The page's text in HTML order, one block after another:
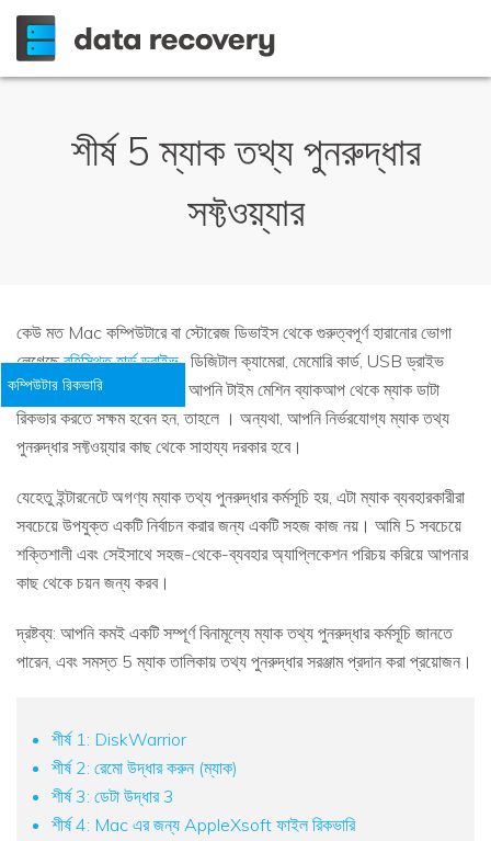
শীর্ষ 5 ম্যাক তথ্য পুনরুদ্ধার
সফ্টওয়্যার
কেউ মত Mac কম্পিউটারে বা স্টোরেজ ডিভাইস থেকে গুরুত্বপূর্ণ হারানোর ভোগা
লেগেছেবহিস্থিত হার্ড ড্রাইভ, ডিজিটাল ক্যামেরা, মেমোরি কার্ড, USB ড্রাইভ
ইত্যাদি আপনি যথেষ্ট ভাগ্যবান, আপনি টাইম মেশিন ব্যাকআপ থেকে ম্যাক ডাটা
রিকভার করতে সক্ষম হবেন হন, তাহলে । অন্যথা, আপনি নির্ভরযোগ্য ম্যাক তথ্য
পুনরুদ্ধার সফ্টওয়্যার কাছ থেকে সাহায্য দরকার হবে।
যেহেতু ইন্টারনেটে অগণ্য ম্যাক তথ্য পুনরুদ্ধার কর্মসূচি হয়, এটা ম্যাক ব্যবহারকারীরা
সবচেয়ে উপযুক্ত একটি নির্বাচন করার জন্য একটি সহজ কাজ নয়। আমি 5 সবচেয়ে
শক্তিশালী এবং সেইসাথে সহজ-থেকে-ব্যবহার অ্যাপ্লিকেশন পরিচয় করিয়ে আপনার
কাছ থেকে চয়ন জন্য করব।
দ্রষ্টব্য: আপনি কমই একটি সম্পূর্ণ বিনামূল্যে ম্যাক তথ্য পুনরুদ্ধার কর্মসূচি জানতে
পারেন, এবং সমস্ত 5 ম্যাক তালিকায় তথ্য পুনরুদ্ধার সরঞ্জাম প্রদান করা প্রয়োজন।
শীর্ষ 1: DiskWarrior
শীর্ষ 2: রেমো উদ্ধার করুন (ম্যাক)
শীর্ষ 3: ডেটা উদ্ধার 3
শীর্ষ 4: Mac এর জন্য AppleXsoft ফাইল রিকভারি
কম্পিউটার রিকভারি